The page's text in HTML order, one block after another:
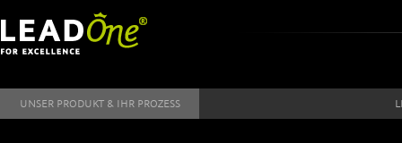
UNSER PRODUKT & IHR PROZESS